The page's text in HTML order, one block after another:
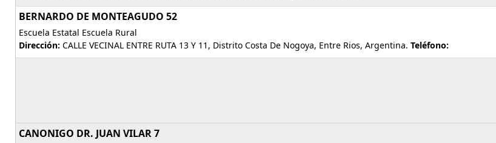
BERNARDO DE MONTEAGUDO 52
Escuela Estatal Escuela Rural
Dirección: CALLE VECINAL ENTRE RUTA 13 Y 11, Distrito Costa De Nogoya, Entre Rios, Argentina. Teléfono:
CANONIGO DR. JUAN VILAR 7